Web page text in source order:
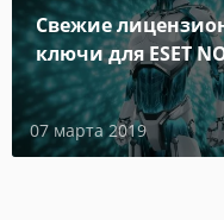
Свежие
ключи для ESET
Internet Security до
2020 года
07 марта 2019